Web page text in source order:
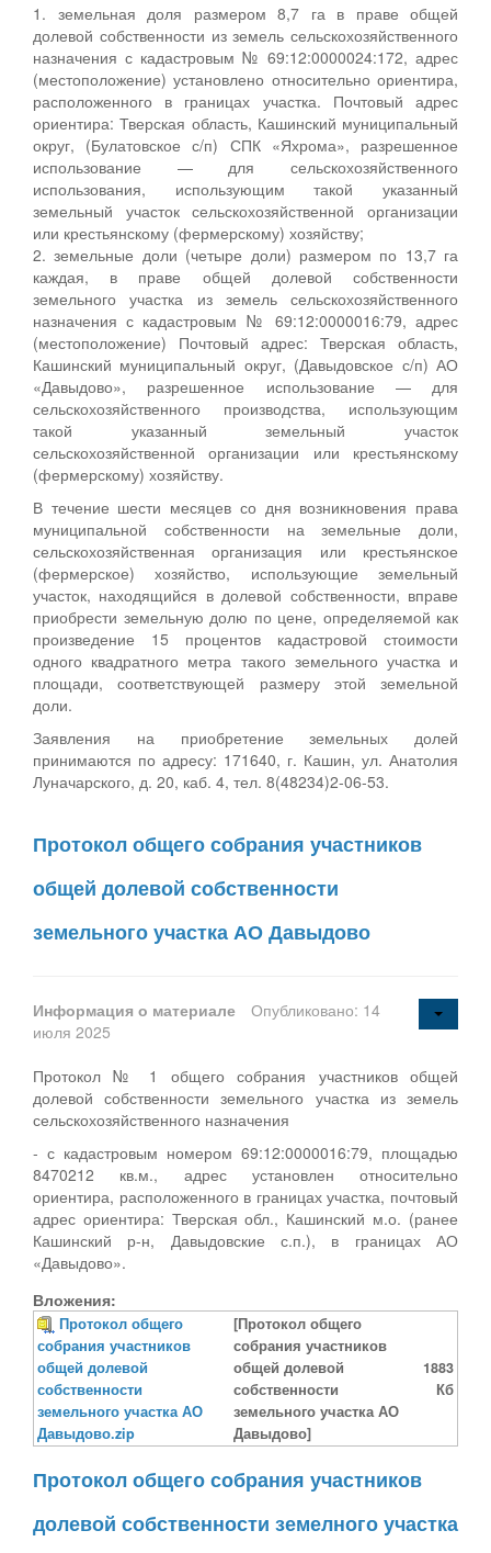
1. земельная доля размером 8,7 га в праве общей
долевой собственности из земель сельскохозяйственного
назначения с кадастровым № 69:12:0000024:172, адрес
(местоположение) установлено относительно ориентира,
расположенного в границах участка. Почтовый адрес
ориентира: Тверская область, Кашинский муниципальный
округ, (Булатовское с/п) СПК «Яхрома», разрешенное
использование — для сельскохозяйственного
использования, использующим такой указанный
земельный участок сельскохозяйственной организации
или крестьянскому (фермерскому) хозяйству;
2. земельные доли (четыре доли) размером по 13,7 га
каждая, в праве общей долевой собственности
земельного участка из земель сельскохозяйственного
назначения с кадастровым № 69:12:0000016:79, адрес
(местоположение) Почтовый адрес: Тверская область,
Кашинский муниципальный округ, (Давыдовское с/п) АО
«Давыдово», разрешенное использование — для
сельскохозяйственного производства, использующим
такой указанный земельный участок
сельскохозяйственной организации или крестьянскому
(фермерскому) хозяйству.
В течение шести месяцев со дня возникновения права
муниципальной собственности на земельные доли,
сельскохозяйственная организация или крестьянское
(фермерское) хозяйство, использующие земельный
участок, находящийся в долевой собственности, вправе
приобрести земельную долю по цене, определяемой как
произведение 15 процентов кадастровой стоимости
одного квадратного метра такого земельного участка и
площади, соответствующей размеру этой земельной
доли.
Заявления на приобретение земельных долей
принимаются по адресу: 171640, г. Кашин, ул. Анатолия
Луначарского, д. 20, каб. 4, тел. 8(48234)2-06-53.
Протокол общего собрания участников
общей долевой собственности
земельного участка АО Давыдово
Информация о материале
Опубликовано: 14
июля 2025
Протокол № 1 общего собрания участников общей
долевой собственности земельного участка из земель
сельскохозяйственного назначения
- с кадастровым номером 69:12:0000016:79, площадью
8470212 кв.м., адрес установлен относительно
ориентира, расположенного в границах участка, почтовый
адрес ориентира: Тверская обл., Кашинский м.о. (ранее
Кашинский р-н, Давыдовские с.п.), в границах АО
«Давыдово».
Вложения:
Протокол общего
собрания участников
общей долевой
собственности
земельного участка АО
Давыдово.zip
[Протокол общего
собрания участников
общей долевой
собственности
земельного участка АО
Давыдово]
1883
Кб
Протокол общего собрания участников
долевой собственности земелного участка